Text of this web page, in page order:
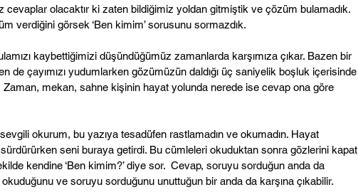
cevaplar olacaktır ki zaten bildiğimiz yoldan gitmiştik ve çözüm bulamadık.
verdiğini görsek ‘Ben kimim’ sorusunu sormazdık.
kaybettiğimizi düşündüğümüz zamanlarda karşımıza çıkar. Bazen bir
de çayımızı yudumlarken gözümüzün daldığı üç saniyelik boşluk içerisinde
Zaman, mekan, sahne kişinin hayat yolunda nerede ise cevap ona göre
okurum, bu yazıya tesadüfen rastlamadın ve okumadın. Hayat
sürdürürken seni buraya getirdi. Bu cümleleri okuduktan sonra gözlerini kapat
kendine ‘Ben kimim?’ diye sor.  Cevap, soruyu sorduğun anda da
okuduğunu ve soruyu sorduğunu unuttuğun bir anda da karşına çıkabilir.